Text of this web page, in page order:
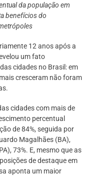
da população em
benefícios do
12 anos após a
um fato
cidades no Brasil: em
cresceram não foram
cidades com mais de
percentual
de 84%, seguida por
Magalhães (BA),
73%. E, mesmo que as
de destaque em
aponta um maior